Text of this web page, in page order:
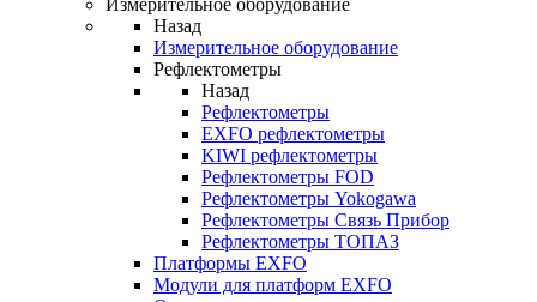
Измерительное оборудование
Назад
Измерительное оборудование
Рефлектометры
Назад
Рефлектометры
EXFO рефлектометры
KIWI рефлектометры
Рефлектометры FOD
Рефлектометры Yokogawa
Рефлектометры Связь Прибор
Рефлектометры ТОПАЗ
Платформы EXFO
Модули для платформ EXFO